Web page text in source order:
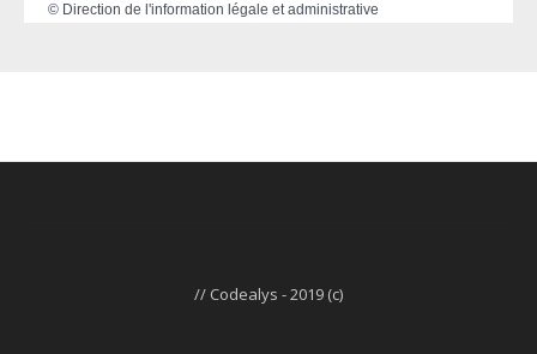
© Direction de l'information légale et administrative
// Codealys - 2019 (c)